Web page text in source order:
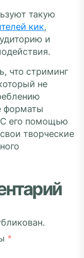
такую
кик,
и
что стриминг
не
форматы
его помощью
творческие
*